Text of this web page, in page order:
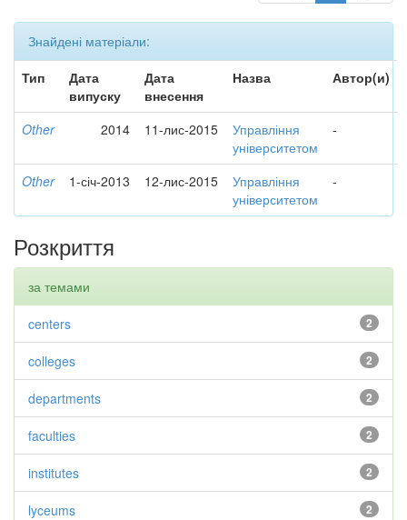
Знайдені матеріали:
Тип
Дата
випуску
Дата
внесення
Назва Автор(и)
Other 2014 11-лис-2015
Управління
університетом
-
Other 1-січ-2013 12-лис-2015
Управління
університетом
-
Розкриття
за темами
2
centers
2
colleges
2
departments
2
faculties
2
institutes
2
lyceums